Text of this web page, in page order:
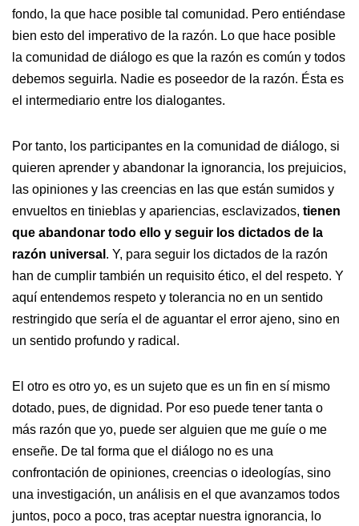
fondo, la que hace posible tal comunidad. Pero entiéndase
bien esto del imperativo de la razón. Lo que hace posible
la comunidad de diálogo es que la razón es común y todos
debemos seguirla. Nadie es poseedor de la razón. Ésta es
el intermediario entre los dialogantes.
Por tanto, los participantes en la comunidad de diálogo, si
quieren aprender y abandonar la ignorancia, los prejuicios,
las opiniones y las creencias en las que están sumidos y
envueltos en tinieblas y apariencias, esclavizados, tienen
que abandonar todo ello y seguir los dictados de la
razón universal . Y, para seguir los dictados de la razón
han de cumplir también un requisito ético, el del respeto. Y
aquí entendemos respeto y tolerancia no en un sentido
restringido que sería el de aguantar el error ajeno, sino en
un sentido profundo y radical.
El otro es otro yo, es un sujeto que es un fin en sí mismo
dotado, pues, de dignidad. Por eso puede tener tanta o
más razón que yo, puede ser alguien que me guíe o me
enseñe. De tal forma que el diálogo no es una
confrontación de opiniones, creencias o ideologías, sino
una investigación, un análisis en el que avanzamos todos
juntos, poco a poco, tras aceptar nuestra ignorancia, lo